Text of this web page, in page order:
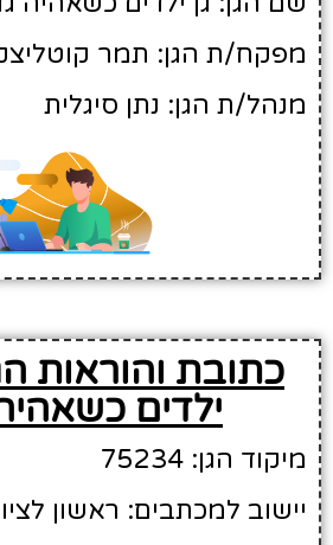
מפקח/ת הגן: תמר
מנהל/ת הגן: נתן סיגלית
כתובת והוראות
ילדים
מיקוד הגן: 75234
יישוב למכתבים: ראשון לציון